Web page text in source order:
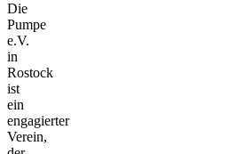
Die
Pumpe
e.V.
in
Rostock
ist
ein
engagierter
Verein,